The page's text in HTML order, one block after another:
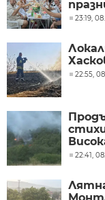
23:19,
22:55,
22:41,